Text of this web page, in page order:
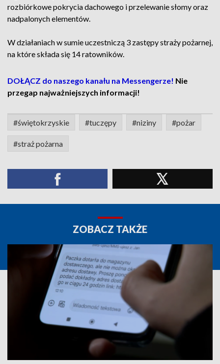
rozbiórkowe pokrycia dachowego i przelewanie słomy oraz
nadpalonych elementów.
W działaniach w sumie uczestniczą 3 zastępy straży pożarnej,
na które składa się 14 ratowników.
DOŁĄCZ do naszego kanału na Messengerze! Nie
przegap najważniejszych informacji!
#świętokrzyskie #tuczępy #niziny #pożar
#straż pożarna
ZOBACZ TAKŻE